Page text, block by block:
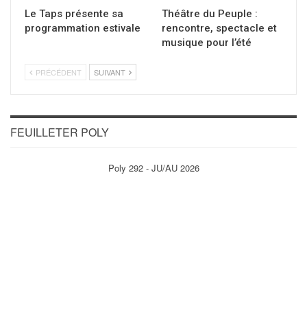
Le Taps présente sa
programmation estivale
Théâtre du Peuple :
rencontre, spectacle et
musique pour l’été
PRÉCÉDENT SUIVANT
FEUILLETER POLY
Poly 292 - JU/AU 2026